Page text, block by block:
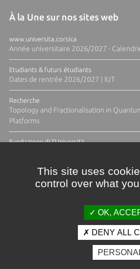
À la Une sur nos sites web
www.universita.corsica
Année universitaire 2026/2027 -
Etudiants & futurs étudiants
Dates de rentrée 2026/2027 | IUT
Recherche
Topology and Fractionalisation in
Platforms
Fundazione di l'Università
Crédits et mentions légales
Espace presse
This site uses
control over what
OK,
DENY ALL